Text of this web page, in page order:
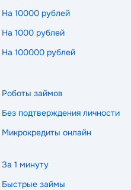
На 10000 рублей
На 1000 рублей
На 100000 рублей
Роботы займов
Без подтверждения личности
Микрокредиты онлайн
За 1 минуту
Быстрые займы